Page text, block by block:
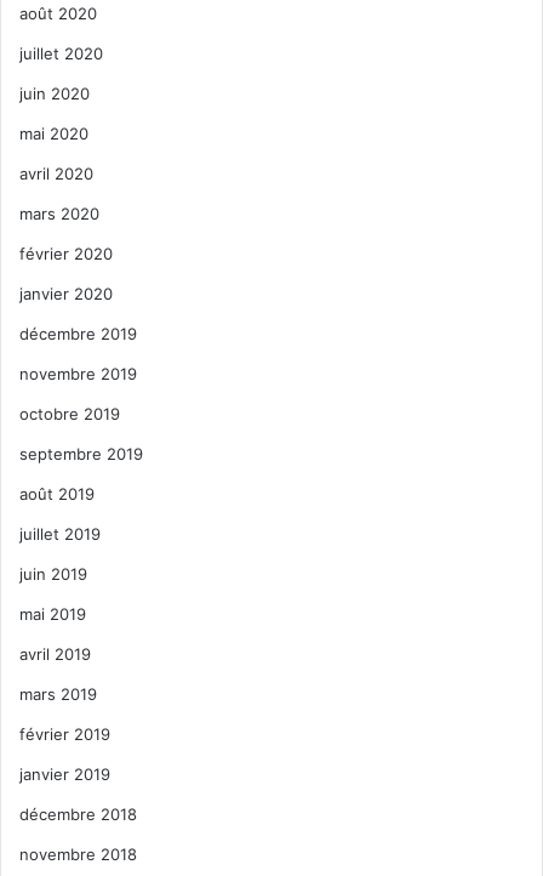
août 2020
juillet 2020
juin 2020
mai 2020
avril 2020
mars 2020
février 2020
janvier 2020
décembre 2019
novembre 2019
octobre 2019
septembre 2019
août 2019
juillet 2019
juin 2019
mai 2019
avril 2019
mars 2019
février 2019
janvier 2019
décembre 2018
novembre 2018